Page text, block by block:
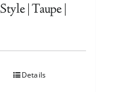
| Taupe |
Details